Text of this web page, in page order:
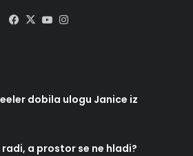
Facebook
X YouTube
dobila ulogu Janice iz
a prostor se ne hladi?